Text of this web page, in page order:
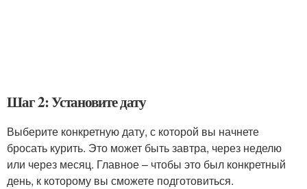
Шаг 2: Установите дату
Выберите конкретную дату, с которой вы начнете
бросать курить. Это может быть завтра, через неделю
или через месяц. Главное – чтобы это был конкретный
день, к которому вы сможете подготовиться.